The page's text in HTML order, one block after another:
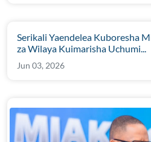
Serikali Yaendelea Kuboresha
za Wilaya Kuimarisha Uchumi...
Jun 03, 2026